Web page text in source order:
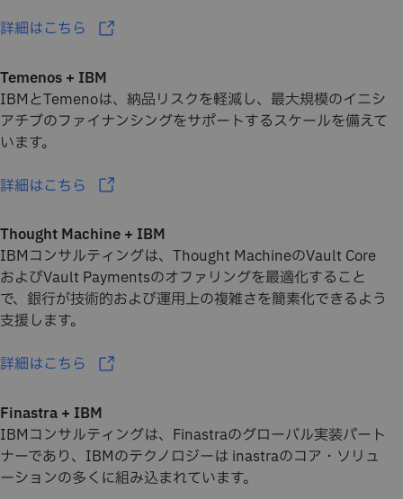
詳細はこちら
Temenos + IBM
IBMとTemenoは、納品リスクを軽減し、最大規模のイニシ
アチブのファイナンシングをサポートするスケールを備えて
います。
詳細はこちら
Thought Machine + IBM
IBMコンサルティングは、Thought MachineのVault Core
およびVault Paymentsのオファリングを最適化すること
で、銀行が技術的および運用上の複雑さを簡素化できるよう
支援します。
詳細はこちら
Finastra + IBM
IBMコンサルティングは、Finastraのグローバル実装パート
ナーであり、IBMのテクノロジーは inastraのコア・ソリュ
ーションの多くに組み込まれています。